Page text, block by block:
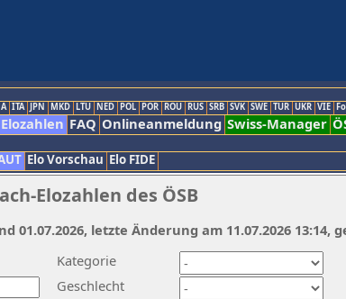
ITA JPN MKD LTU NED POL POR ROU RUS SRB SVK SWE TUR UKR VIE
Elozahlen FAQ Onlineanmeldung Swiss-Manager
Elo Vorschau Elo FIDE
Elozahlen des ÖSB
Kategorie
Geschlecht
01.07.2026, letzte Änderung am 11.07.2026